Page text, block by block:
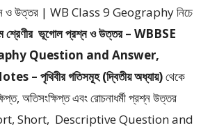
ও উত্তর | WB Class 9 Geographyনিচে
শ্রেণীর ভূগোল প্রশ্ন ও উত্তর – WBBSE
Question and Answer,
– পৃথিবীর গতিসমূহ (দ্বিতীয় অধ্যায়)থেকে
অতিসংক্ষিপ্ত এবং রোচনাধর্মী প্রশ্ন উত্তর
Short, Descriptive Question and